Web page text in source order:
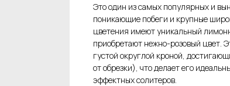
Это один из самых популярных и
поникающие побеги и крупные
цветения имеют уникальный
приобретают нежно-розовый цвет.
густой округлой кроной,
от обрезки), что делает его
эффектных солитеров.